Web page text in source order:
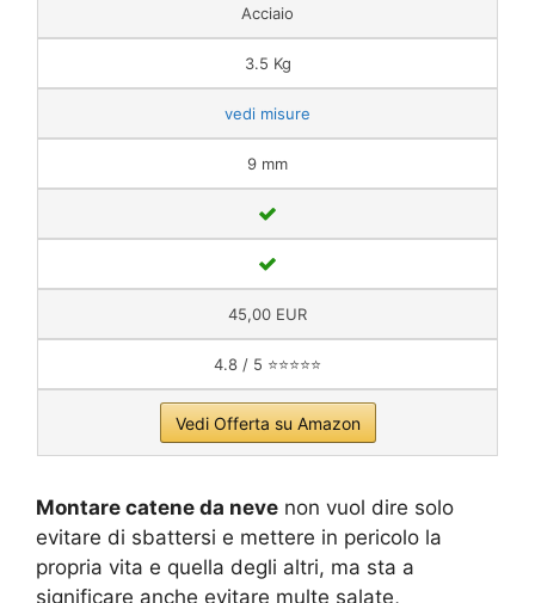
Acciaio
3.5 Kg
vedi misure
9 mm
45,00 EUR
4.8 / 5 ⭐⭐⭐⭐⭐
Vedi Offerta su Amazon
Montare catene da neve non vuol dire solo
evitare di sbattersi e mettere in pericolo la
propria vita e quella degli altri, ma sta a
significare anche evitare multe salate,